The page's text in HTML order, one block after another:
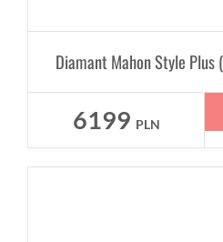
Diamant Mahon Style Plus
6199 PLN